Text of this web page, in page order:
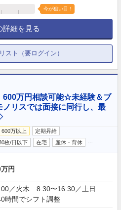
今が狙い目！
詳細を見る
スト（要ログイン）
600万円相談可能☆未経験＆ブ
リスでは面接に同行し、最
600万以上
定期昇給
枚/日以下 在宅 産休・育休
円
／火木 8:30〜16:30／土日
時間でシフト調整